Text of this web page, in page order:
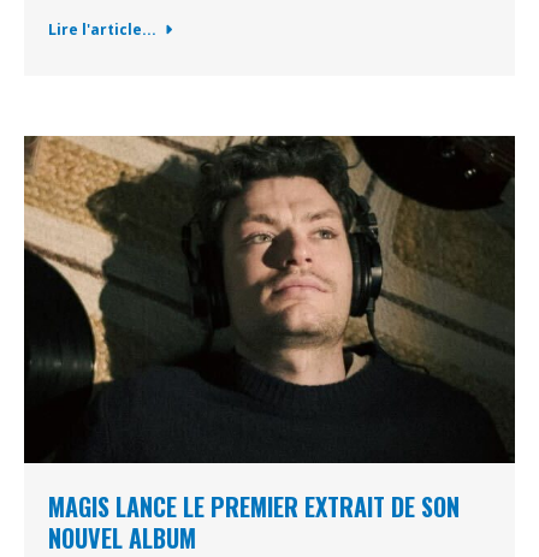
Lire l'article...
MAGIS LANCE LE PREMIER EXTRAIT DE SON
NOUVEL ALBUM